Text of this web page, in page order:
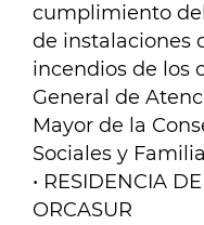
cumplimiento
de instalaciones
incendios de los
General de
Mayor de la
Sociales y
• RESIDENCIA
ORCASUR